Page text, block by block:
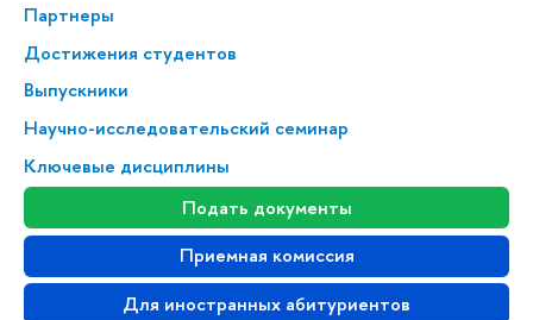
Партнеры
Достижения студентов
Выпускники
Научно-исследовательский семинар
Ключевые дисциплины
Подать документы
Приемная комиссия
Для иностранных абитуриентов